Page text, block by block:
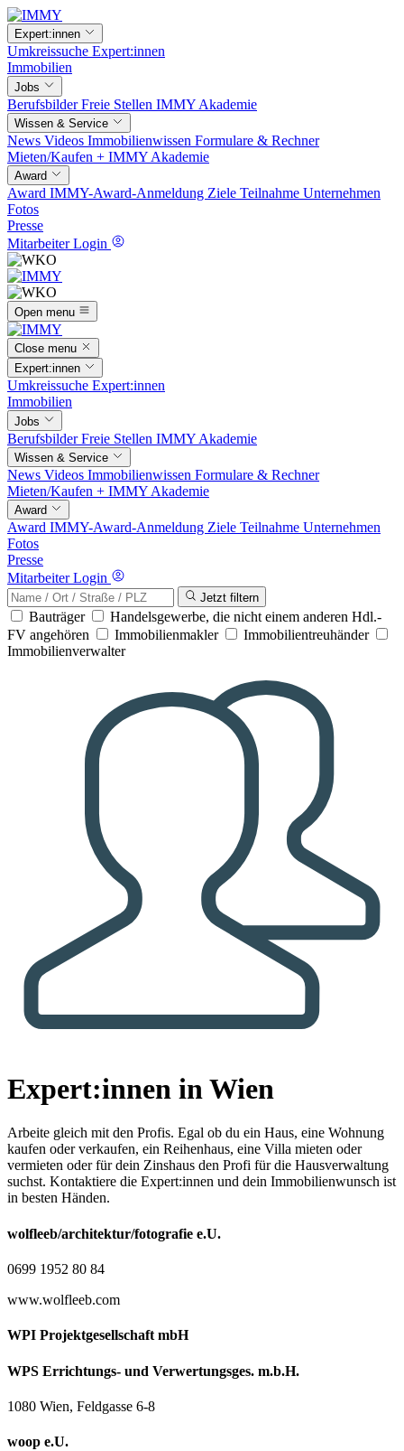
Expert:innen
Umkreissuche Expert:innen
Immobilien
Jobs
BerufsbilderFreie Stellen IMMY Akademie
Wissen & Service
News Videos Immobilienwissen Formulare & Rechner
Mieten/Kaufen + IMMY Akademie
Award
Award IMMY-Award-Anmeldung Ziele Teilnahme Unternehmen
Fotos
Presse
Mitarbeiter Login
Open menu
Close menu
Expert:innen
Umkreissuche Expert:innen
Immobilien
Jobs
BerufsbilderFreie Stellen IMMY Akademie
Wissen & Service
News Videos Immobilienwissen Formulare & Rechner
Mieten/Kaufen + IMMY Akademie
Award
Award IMMY-Award-Anmeldung Ziele Teilnahme Unternehmen
Fotos
Presse
Mitarbeiter Login
Jetzt filtern
Bauträger
Handelsgewerbe, die nicht einem anderen Hdl.-
FV angehören
Immobilienmakler
Immobilientreuhänder
Immobilienverwalter
Expert:innen in Wien
Arbeite gleich mit den Profis. Egal ob du ein Haus, eine Wohnung
kaufen oder verkaufen, ein Reihenhaus, eine Villa mieten oder
vermieten oder für dein Zinshaus den Profi für die Hausverwaltung
suchst. Kontaktiere die Expert:innen und dein Immobilienwunsch ist
in besten Händen.
wolfleeb/architektur/fotografie e.U.
0699 1952 80 84
www.wolfleeb.com
WPI Projektgesellschaft mbH
WPS Errichtungs- und Verwertungsges. m.b.H.
1080 Wien, Feldgasse 6-8
woop e.U.